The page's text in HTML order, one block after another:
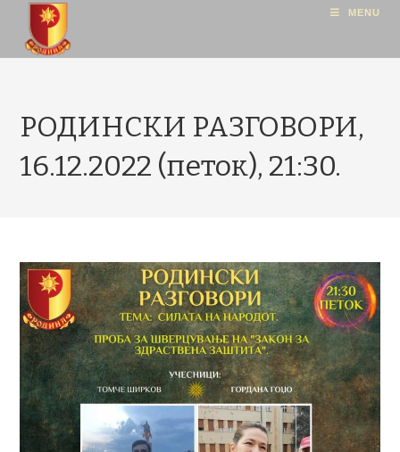
MENU
РОДИНСКИ РАЗГОВОРИ,
16.12.2022 (петок), 21:30.